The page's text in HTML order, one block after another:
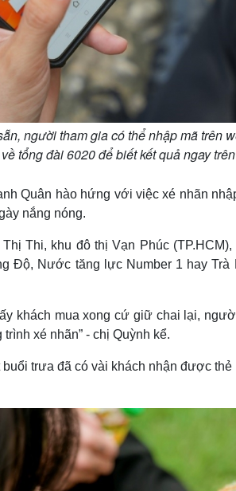
người tham gia có thể nhập mã trên
tổng đài 6020 để biết kết quả ngay
Quân hào hứng với việc xé nhãn
nắng nóng.
Thi, khu đô thị Vạn Phúc
Độ, Nước tăng lực Number 1 hay
khách mua xong cứ giữ chai lại,
xé nhãn” - chị Quỳnh kể.
buổi trưa đã có vài khách nhận được